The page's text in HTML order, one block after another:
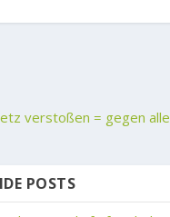
verstoßen = gegen alle
POSTS